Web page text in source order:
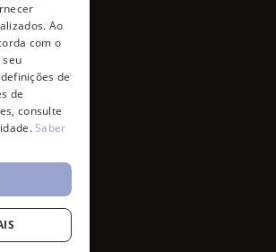
Ao
com o
de
de
consulte
Saber